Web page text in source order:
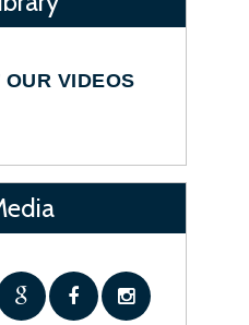
OUR VIDEOS